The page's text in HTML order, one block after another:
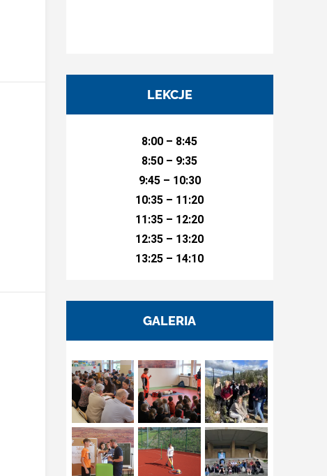
LEKCJE
8:00 – 8:45
8:50 – 9:35
9:45 – 10:30
10:35 – 11:20
11:35 – 12:20
12:35 – 13:20
13:25 – 14:10
GALERIA